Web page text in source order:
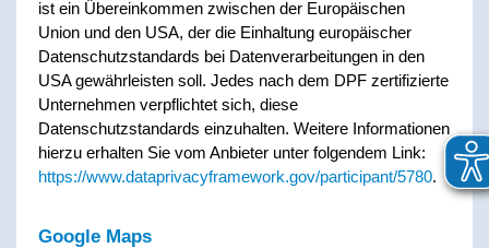
ist ein Übereinkommen zwischen der Europäischen
Union und den USA, der die Einhaltung europäischer
Datenschutzstandards bei Datenverarbeitungen in den
USA gewährleisten soll. Jedes nach dem DPF zertifizierte
Unternehmen verpflichtet sich, diese
Datenschutzstandards einzuhalten. Weitere Informationen
hierzu erhalten Sie vom Anbieter unter folgendem Link:
https://www.dataprivacyframework.gov/participant/5780.
Google Maps